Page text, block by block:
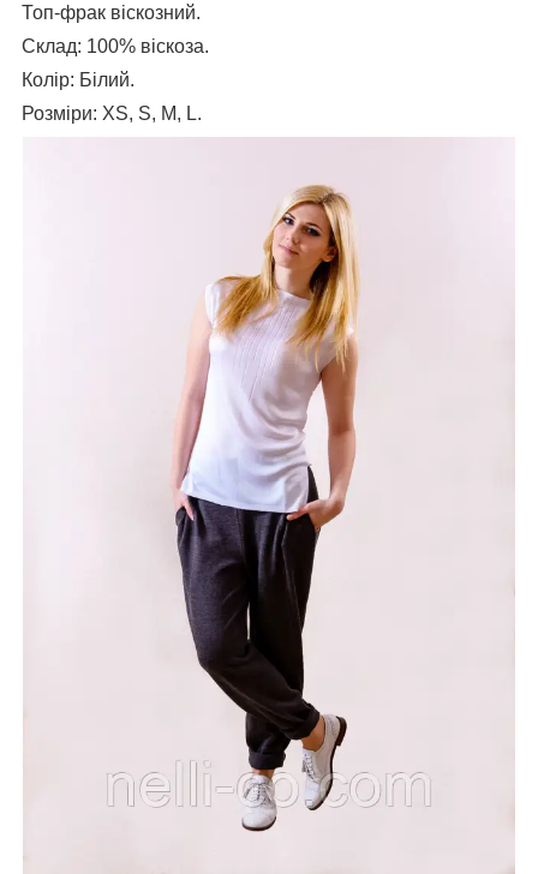
Топ-фрак віскозний.
Склад: 100% віскоза.
Колір: Білий.
Розміри: XS, S, M, L.